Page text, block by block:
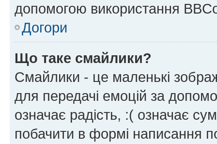
допомогою використання
Догори
Що таке смайлики?
Смайлики - це маленькі
для передачі емоцій за
означає радість, :( означає
побачити в формі написання